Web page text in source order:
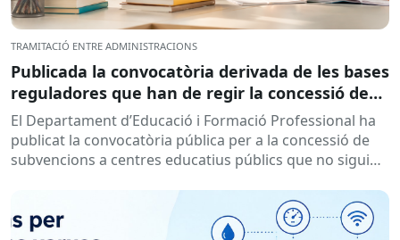
TRAMITACIÓ ENTRE ADMINISTRACIONS
Publicada la convocatòria derivada de les bases
reguladores que han de regir la concessió de
subvencions a centres educatius, per al
desenvolupament de programes de formació i
inserció, durant el curs 2026-2027
El Departament d’Educació i Formació Professional ha
publicat la convocatòria pública per a la concessió de
subvencions a centres educatius públics que no siguin